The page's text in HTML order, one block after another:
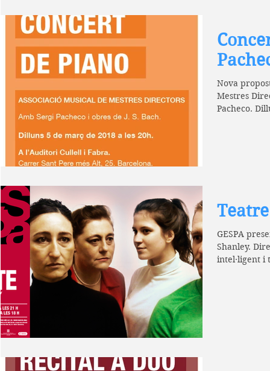
Nova
Mestres
Pacheco.
GESPA
Shanley.
intel·ligent i